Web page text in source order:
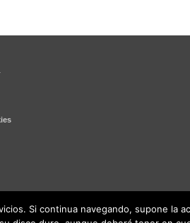
Si continua navegando, supone la